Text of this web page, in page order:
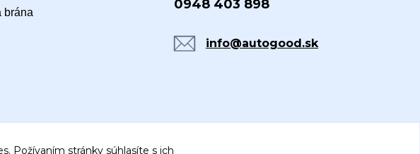
brána
0948 403 898
info@autogood.sk
Požívaním stránky súhlasíte s ich